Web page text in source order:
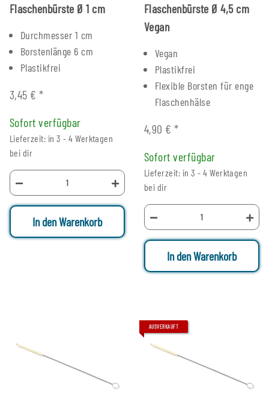
Flaschenbürste Ø 1 cm
Durchmesser 1 cm
Borstenlänge 6 cm
Plastikfrei
3,45 €*
Sofort verfügbar
Lieferzeit: in 3 - 4 Werktagen
bei dir
In den Warenkorb
Flaschenbürste Ø 4,5 cm
Vegan
Vegan
Plastikfrei
Flexible Borsten für enge
Flaschenhälse
4,90 €*
Sofort verfügbar
Lieferzeit: in 3 - 4 Werktagen
bei dir
In den Warenkorb
AUSVERKAUFT